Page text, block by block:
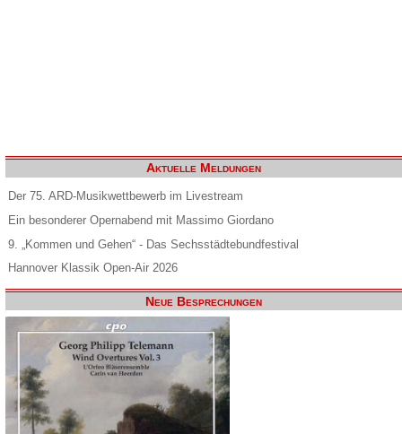
Aktuelle Meldungen
Der 75. ARD-Musikwettbewerb im Livestream
Ein besonderer Opernabend mit Massimo Giordano
9. „Kommen und Gehen“ - Das Sechsstädtebundfestival
Hannover Klassik Open-Air 2026
Neue Besprechungen